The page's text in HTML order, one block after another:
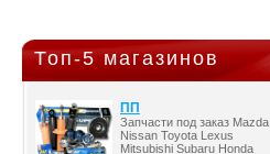
Топ-5 магазинов
ПП
Запчасти под заказ Mazda
Nissan Toyota Lexus
Mitsubishi Subaru Honda